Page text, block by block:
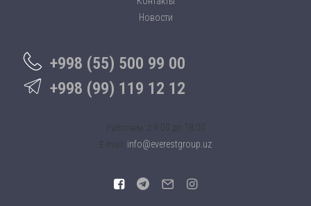
Новости
+998 (55) 500 99 00
+998 (99) 119 12 12
Работаем: c 9:00 до 18:00
E-mail: info@everestgroup.uz